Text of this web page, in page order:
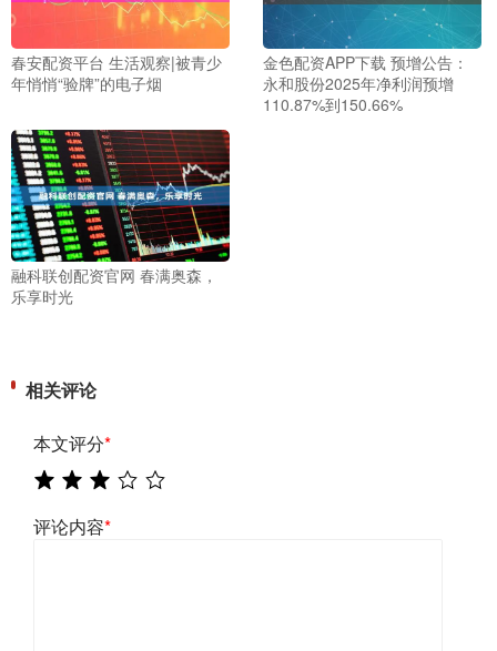
春安配资平台 生活观察|被青少
年悄悄“验牌”的电子烟
金色配资APP下载 预增公告：
永和股份2025年净利润预增
110.87%到150.66%
融科联创配资官网 春满奥森，
乐享时光
相关评论
本文评分*
评论内容*